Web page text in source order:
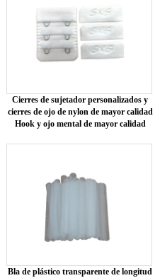
Cierres de sujetador personalizados y
cierres de ojo de nylon de mayor calidad
Hook y ojo mental de mayor calidad
Bla de plástico transparente de longitud